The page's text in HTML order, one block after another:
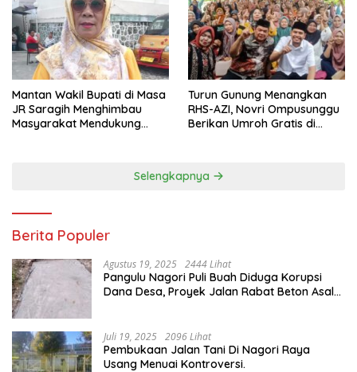
Mantan Wakil Bupati di Masa
JR Saragih Menghimbau
Masyarakat Mendukung
Turun Gunung Menangkan
RHS-AZI, Novri Ompusunggu
Berikan Umroh Gratis di
Selengkapnya
Berita Populer
Agustus 19, 2025 2444 Lihat
Pangulu Nagori Puli Buah Diduga Korupsi
Dana Desa, Proyek Jalan Rabat Beton Asal
Juli 19, 2025 2096 Lihat
Pembukaan Jalan Tani Di Nagori Raya
Usang Menuai Kontroversi.